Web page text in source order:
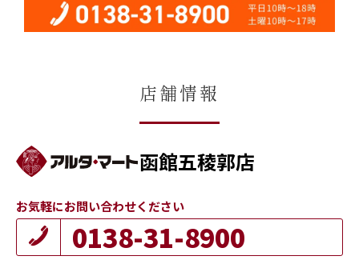
店舗情報
函館五稜郭店
お気軽にお問い合わせください
0138-31-8900